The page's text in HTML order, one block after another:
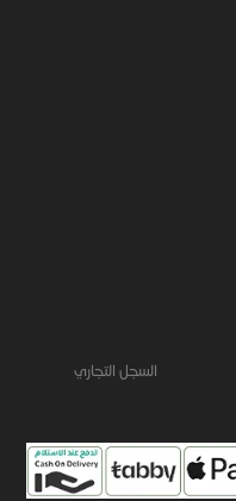
السجل التجاري